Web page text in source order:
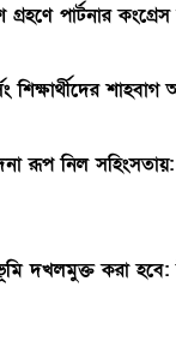
পার্টনার কংগ্রেস
শিক্ষার্থীদের
রূপ নিল
দখলমুক্ত করা হবে: